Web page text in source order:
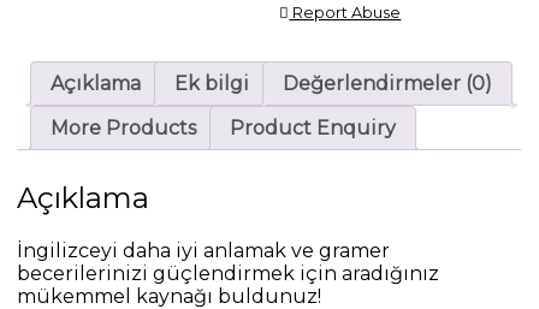
Report Abuse
Açıklama Ek bilgi
Değerlendirmeler (0)
More Products
Product Enquiry
Açıklama
İngilizceyi daha iyi anlamak ve gramer
becerilerinizi güçlendirmek için aradığınız
mükemmel kaynağı buldunuz!